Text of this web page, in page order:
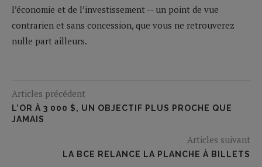
l’économie et de l’investissement -- un point de vue
contrarien et sans concession, que vous ne retrouverez
nulle part ailleurs.
Articles précédent
L’OR À 3 000 $, UN OBJECTIF PLUS PROCHE QUE
JAMAIS
Articles suivant
LA BCE RELANCE LA PLANCHE À BILLETS